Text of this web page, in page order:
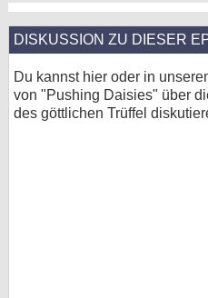
DISKUSSION ZU DIESER
Du kannst hier oder in
von "Pushing Daisies" über
des göttlichen Trüffel